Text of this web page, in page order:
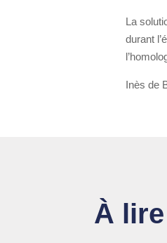
La
durant
Inès de
À